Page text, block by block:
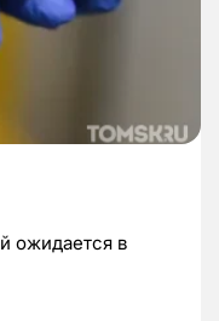
ожидается в